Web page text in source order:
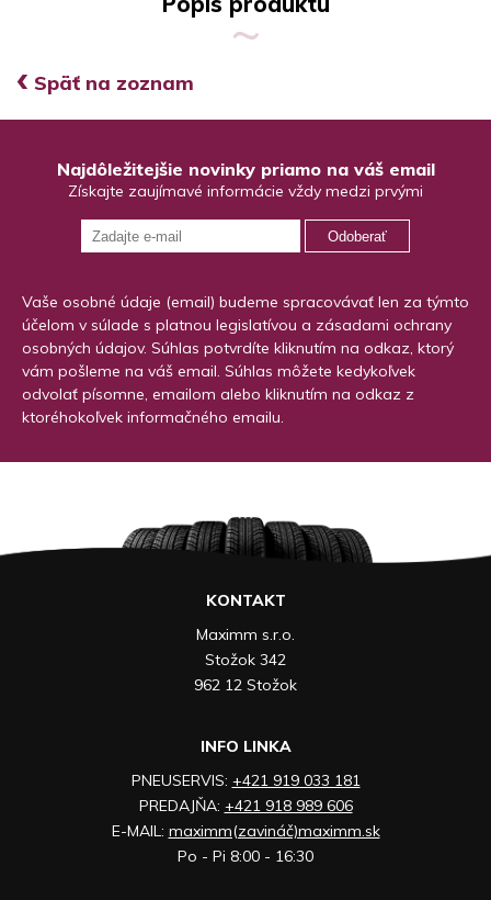
‹ Späť na zoznam
Najdôležitejšie novinky priamo na váš email
Získajte zaujímavé informácie vždy medzi prvými
Odoberať
Vaše osobné údaje (email) budeme spracovávať len za týmto
účelom v súlade s platnou legislatívou a zásadami ochrany
osobných údajov. Súhlas potvrdíte kliknutím na odkaz, ktorý
vám pošleme na váš email. Súhlas môžete kedykoľvek
odvolať písomne, emailom alebo kliknutím na odkaz z
ktoréhokoľvek informačného emailu.
KONTAKT
Maximm s.r.o.
Stožok 342
962 12 Stožok
INFO LINKA
PNEUSERVIS: +421 919 033 181
PREDAJŇA: +421 918 989 606
E-MAIL: maximm(zavináč)maximm.sk
Po - Pi 8:00 - 16:30